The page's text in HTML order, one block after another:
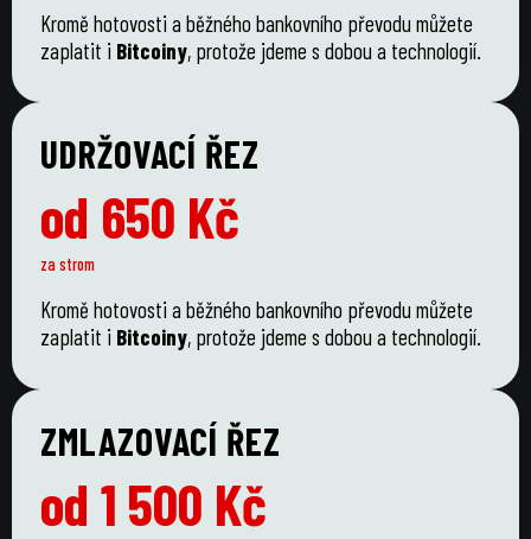
Kromě hotovosti a běžného bankovního převodu můžete
zaplatit i Bitcoiny, protože jdeme s dobou a technologií.
UDRŽOVACÍ ŘEZ
od 650 Kč
za strom
Kromě hotovosti a běžného bankovního převodu můžete
zaplatit i Bitcoiny, protože jdeme s dobou a technologií.
ZMLAZOVACÍ ŘEZ
od 1 500 Kč